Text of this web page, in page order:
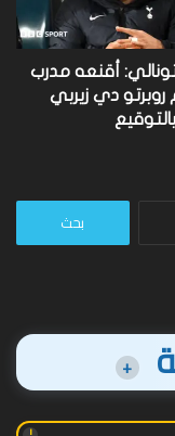
أقنعه مدرب
روبرتو دي زيربي
البحث
+